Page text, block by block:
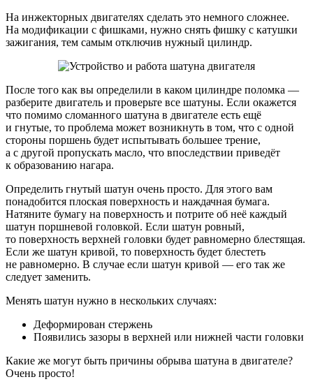
На инжекторных двигателях сделать это немного сложнее.
На модификации с фишками, нужно снять фишку с катушки
зажигания, тем самым отключив нужный цилиндр.
После того как вы определили в каком цилиндре поломка —
разберите двигатель и проверьте все шатуны. Если окажется
что помимо сломанного шатуна в двигателе есть ещё
и гнутые, то проблема может возникнуть в том, что с одной
стороны поршень будет испытывать большее трение,
а с другой пропускать масло, что впоследствии приведёт
к образованию нагара.
Определить гнутый шатун очень просто. Для этого вам
понадобится плоская поверхность и наждачная бумага.
Натяните бумагу на поверхность и потрите об неё каждый
шатун поршневой головкой. Если шатун ровный,
то поверхность верхней головки будет равномерно блестящая.
Если же шатун кривой, то поверхность будет блестеть
не равномерно. В случае если шатун кривой — его так же
следует заменить.
Менять шатун нужно в нескольких случаях:
Деформирован стержень
Появились зазоры в верхней или нижней части головки
Какие же могут быть причины обрыва шатуна в двигателе?
Очень просто!